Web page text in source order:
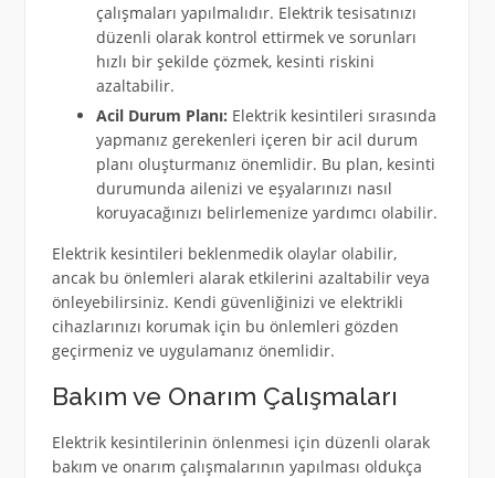
çalışmaları yapılmalıdır. Elektrik tesisatınızı
düzenli olarak kontrol ettirmek ve sorunları
hızlı bir şekilde çözmek, kesinti riskini
azaltabilir.
Acil Durum Planı: Elektrik kesintileri sırasında
yapmanız gerekenleri içeren bir acil durum
planı oluşturmanız önemlidir. Bu plan, kesinti
durumunda ailenizi ve eşyalarınızı nasıl
koruyacağınızı belirlemenize yardımcı olabilir.
Elektrik kesintileri beklenmedik olaylar olabilir,
ancak bu önlemleri alarak etkilerini azaltabilir veya
önleyebilirsiniz. Kendi güvenliğinizi ve elektrikli
cihazlarınızı korumak için bu önlemleri gözden
geçirmeniz ve uygulamanız önemlidir.
Bakım ve Onarım Çalışmaları
Elektrik kesintilerinin önlenmesi için düzenli olarak
bakım ve onarım çalışmalarının yapılması oldukça